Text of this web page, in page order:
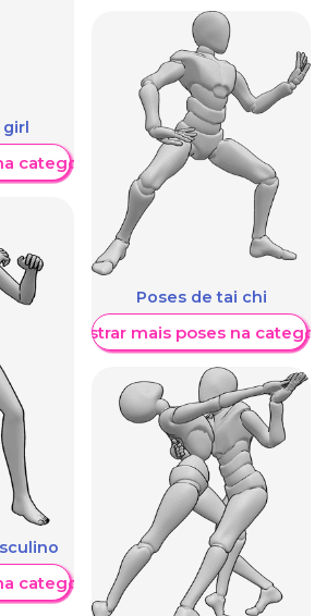
girl
categoria
categoria
Poses de tai chi
Mostrar mais poses na